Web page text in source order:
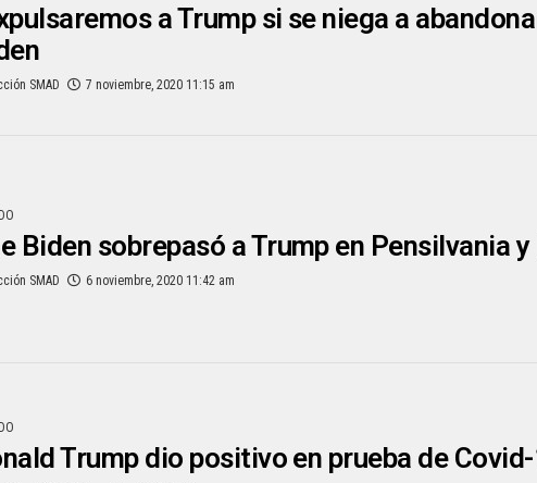
a Trump si se niega a
SMAD 7 noviembre, 2020 11:15 am
Biden sobrepasó a Trump en Pensilvania
SMAD 6 noviembre, 2020 11:42 am
Trump dio positivo en prueba de